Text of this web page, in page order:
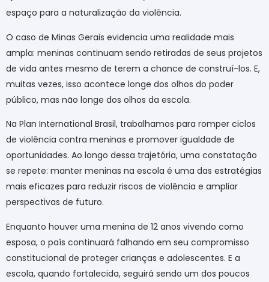
espaço para a naturalização da violência.
O caso de Minas Gerais evidencia uma realidade mais
ampla: meninas continuam sendo retiradas de seus projetos
de vida antes mesmo de terem a chance de construí-los. E,
muitas vezes, isso acontece longe dos olhos do poder
público, mas não longe dos olhos da escola.
Na Plan International Brasil, trabalhamos para romper ciclos
de violência contra meninas e promover igualdade de
oportunidades. Ao longo dessa trajetória, uma constatação
se repete: manter meninas na escola é uma das estratégias
mais eficazes para reduzir riscos de violência e ampliar
perspectivas de futuro.
Enquanto houver uma menina de 12 anos vivendo como
esposa, o país continuará falhando em seu compromisso
constitucional de proteger crianças e adolescentes. E a
escola, quando fortalecida, seguirá sendo um dos poucos